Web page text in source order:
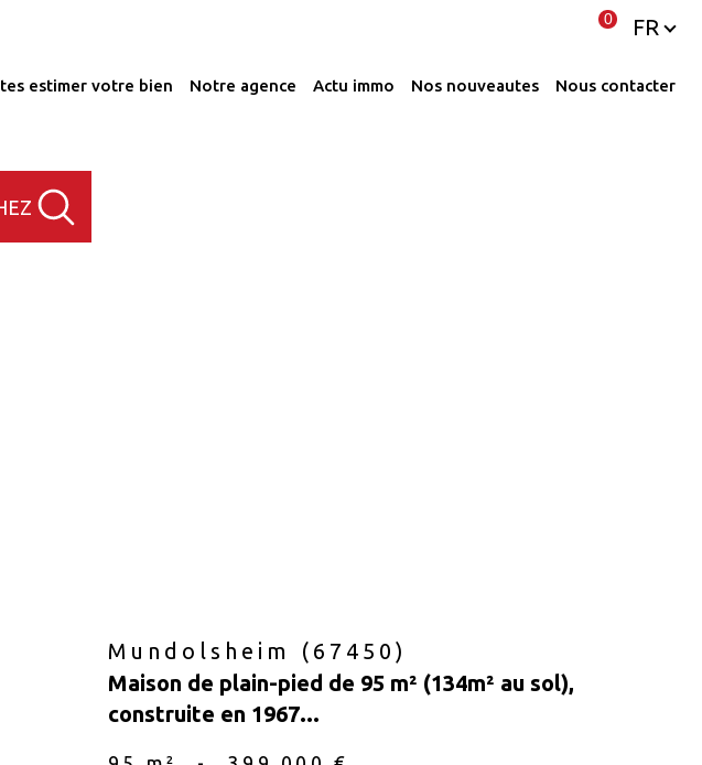
0 Langue
FR
estimer votre bien notre agence actu immo nos nouveautes nous contacter
Mundolsheim (67450)
Maison de plain-pied de 95 m² (134m² au sol),
construite en 1967...